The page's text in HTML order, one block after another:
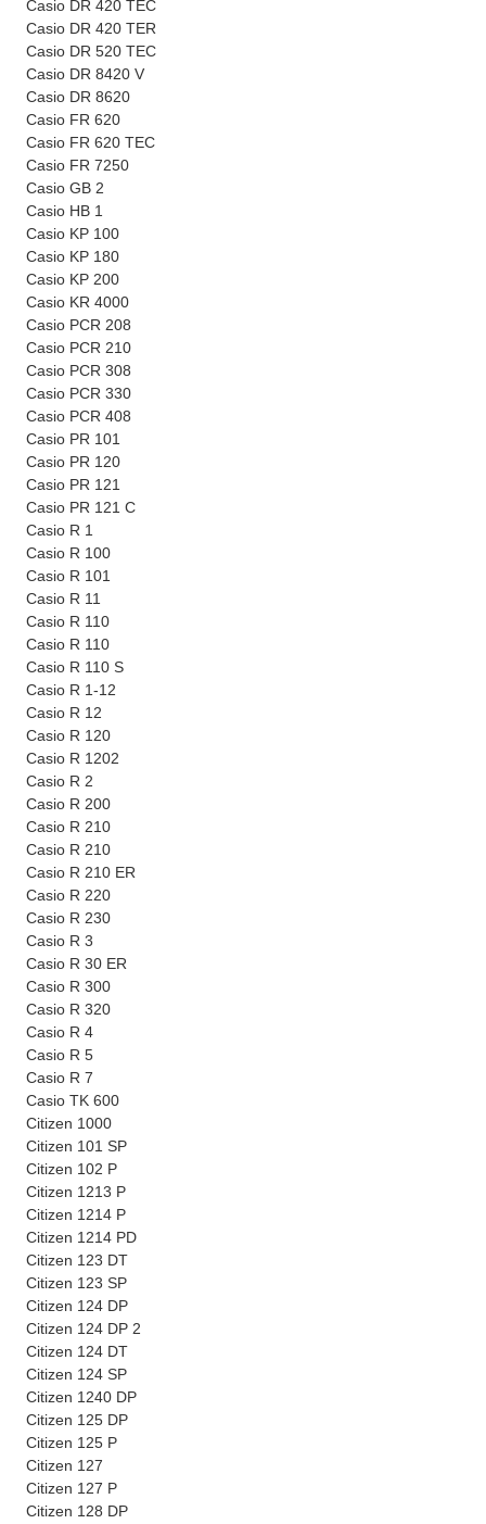
Casio DR 420 TEC
Casio DR 420 TER
Casio DR 520 TEC
Casio DR 8420 V
Casio DR 8620
Casio FR 620
Casio FR 620 TEC
Casio FR 7250
Casio GB 2
Casio HB 1
Casio KP 100
Casio KP 180
Casio KP 200
Casio KR 4000
Casio PCR 208
Casio PCR 210
Casio PCR 308
Casio PCR 330
Casio PCR 408
Casio PR 101
Casio PR 120
Casio PR 121
Casio PR 121 C
Casio R 1
Casio R 100
Casio R 101
Casio R 11
Casio R 110
Casio R 110
Casio R 110 S
Casio R 1-12
Casio R 12
Casio R 120
Casio R 1202
Casio R 2
Casio R 200
Casio R 210
Casio R 210
Casio R 210 ER
Casio R 220
Casio R 230
Casio R 3
Casio R 30 ER
Casio R 300
Casio R 320
Casio R 4
Casio R 5
Casio R 7
Casio TK 600
Citizen 1000
Citizen 101 SP
Citizen 102 P
Citizen 1213 P
Citizen 1214 P
Citizen 1214 PD
Citizen 123 DT
Citizen 123 SP
Citizen 124 DP
Citizen 124 DP 2
Citizen 124 DT
Citizen 124 SP
Citizen 1240 DP
Citizen 125 DP
Citizen 125 P
Citizen 127
Citizen 127 P
Citizen 128 DP